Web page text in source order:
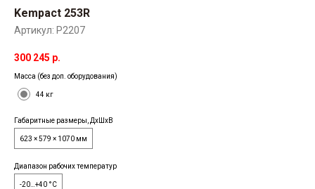
Kempact 253R
Артикул: P2207
300 245 р.
Масса (без доп. оборудования)
44 кг
Габаритные размеры, ДхШхВ
623 × 579 × 1070 мм
Диапазон рабочих температур
-20…+40 °C